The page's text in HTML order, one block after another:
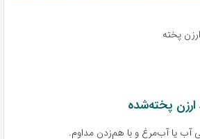
پخته
پخته‌شده
آب یا آب‌مرغ و با هم‌زدن مداوم.